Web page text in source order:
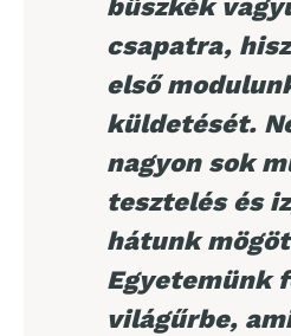
büszkék
csapatra,
első
küldetését.
nagyon sok
tesztelés és
hátunk
Egyetemünk
világűrbe,